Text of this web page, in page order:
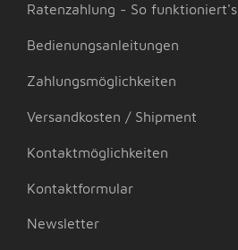
Ratenzahlung - So funktioniert's
Bedienungsanleitungen
Zahlungsmöglichkeiten
Versandkosten / Shipment
Kontaktmöglichkeiten
Kontaktformular
Newsletter